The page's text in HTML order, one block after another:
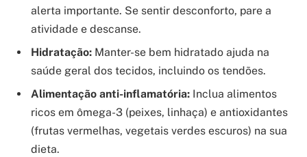
alerta importante. Se sentir desconforto, pare a
atividade e descanse.
Hidratação: Manter-se bem hidratado ajuda na
saúde geral dos tecidos, incluindo os tendões.
Alimentação anti-inflamatória: Inclua alimentos
ricos em ômega-3 (peixes, linhaça) e antioxidantes
(frutas vermelhas, vegetais verdes escuros) na sua
dieta.